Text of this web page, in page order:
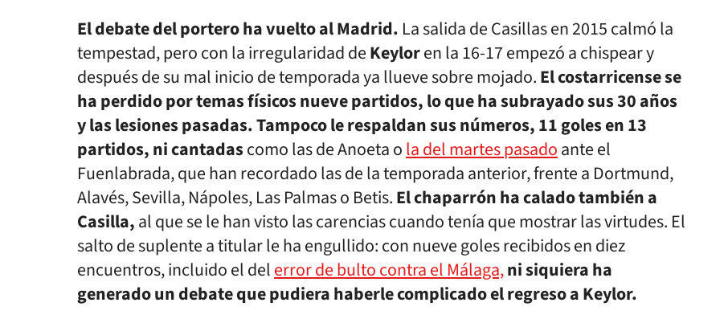
El debate del portero ha vuelto al Madrid. La salida de Casillas en 2015 calmó la
tempestad, pero con la irregularidad deKeyloren la 16-17 empezó a chispear y
después de su mal inicio de temporada ya llueve sobre mojado.El costarricense se
ha perdido por temas físicos nueve partidos, lo que ha subrayado sus 30 años
y las lesiones pasadas.Tampoco le respaldan sus números, 11 goles en 13
partidos, ni cantadascomo las de Anoeta ola del martes pasadoante el
Fuenlabrada, que han recordado las de la temporada anterior, frente a Dortmund,
Alavés, Sevilla, Nápoles, Las Palmas o Betis.El chaparrón ha calado también a
Casilla,al que se le han visto las carencias cuando tenía que mostrar las virtudes. El
salto de suplente a titular le ha engullido: con nueve goles recibidos en diez
encuentros, incluido el delerror de bulto contra el Málaga,ni siquiera ha
generado un debate que pudiera haberle complicado el regreso a Keylor.